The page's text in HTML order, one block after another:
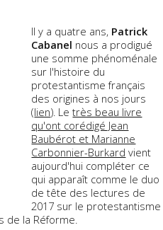
Il y a quatre ans, Patrick
Cabanel nous a prodigué
une somme phénoménale
sur l'histoire du
protestantisme français
des origines à nos jours
(lien). Letrès beau livre
qu'ont corédigé Jean
Baubérot et Marianne
Carbonnier-Burkard vient
aujourd'hui compléter ce
qui apparaît comme le duo
de tête des lectures de
2017 sur le protestantisme
de la Réforme.